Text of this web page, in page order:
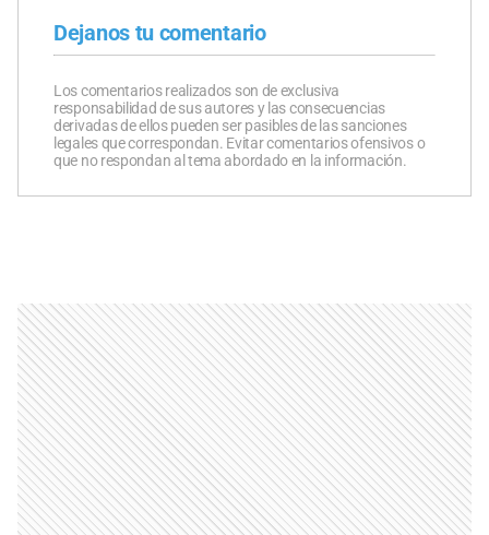
Dejanos tu comentario
Los comentarios realizados son de exclusiva
responsabilidad de sus autores y las consecuencias
derivadas de ellos pueden ser pasibles de las sanciones
legales que correspondan. Evitar comentarios ofensivos o
que no respondan al tema abordado en la información.